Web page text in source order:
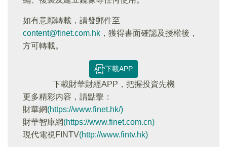
如有意願轉載，請發郵件至
content@finet.com.hk ，獲得書面確認及授權後，
方可轉載。
下載APP
下載財華財經APP，把握投資先機
更多精彩内容，請點擊：
財華網(https://www.finet.hk/)
財華智庫網(https://www.finet.com.cn)
現代電視FINTV(http://www.fintv.hk)